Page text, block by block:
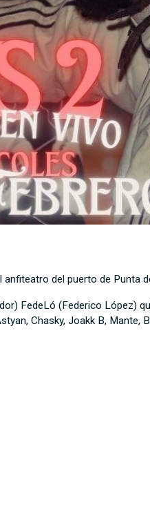
del puerto de Punta
FedeLó (Federico López)
Chasky, Joakk B, Mante,